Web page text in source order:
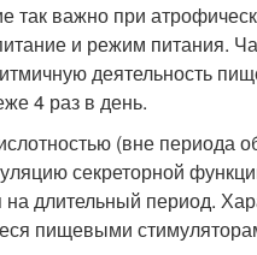
важно при
и режим питания.
деятельность
4 раз в день.
(вне периода
секреторной
длительный период.
пищевыми